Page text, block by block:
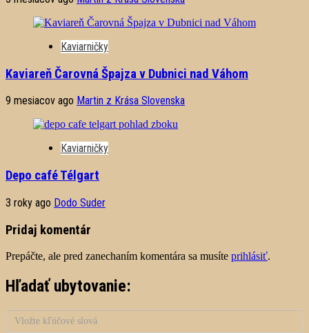
Kaviarničky
Kaviareň Čarovná Špajza v Dubnici nad Váhom
9 mesiacov ago Martin z Krása Slovenska
Kaviarničky
Depo café Télgart
3 roky ago Dodo Suder
Pridaj komentár
Prepáčte, ale pred zanechaním komentára sa musíte prihlásiť.
Hľadať ubytovanie: